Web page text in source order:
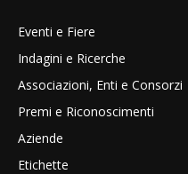
Eventi e Fiere
Indagini e Ricerche
Associazioni, Enti e Consorzi
Premi e Riconoscimenti
Aziende
Etichette